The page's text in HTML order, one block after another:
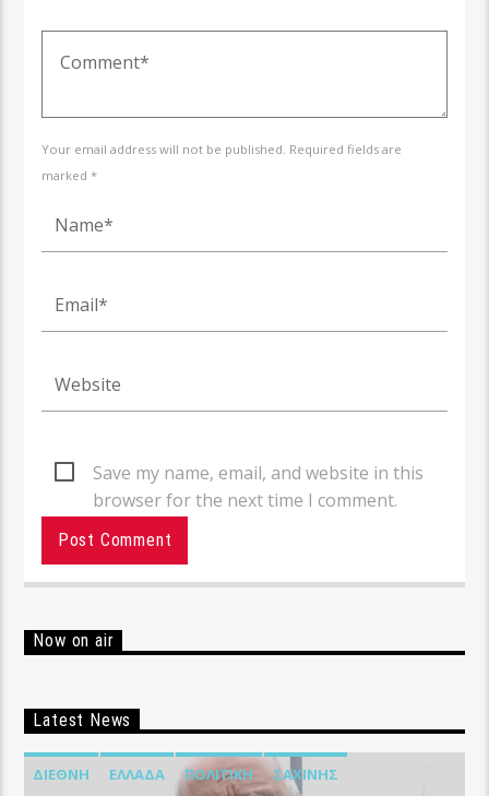
Your email address will not be published. Required fields are
marked *
Save my name, email, and website in this
browser for the next time I comment.
Now on air
Latest News
ΔΙΕΘΝΉ ΕΛΛΆΔΑ ΠΟΛΙΤΙΚΉ ΣΑΧΊΝΗΣ